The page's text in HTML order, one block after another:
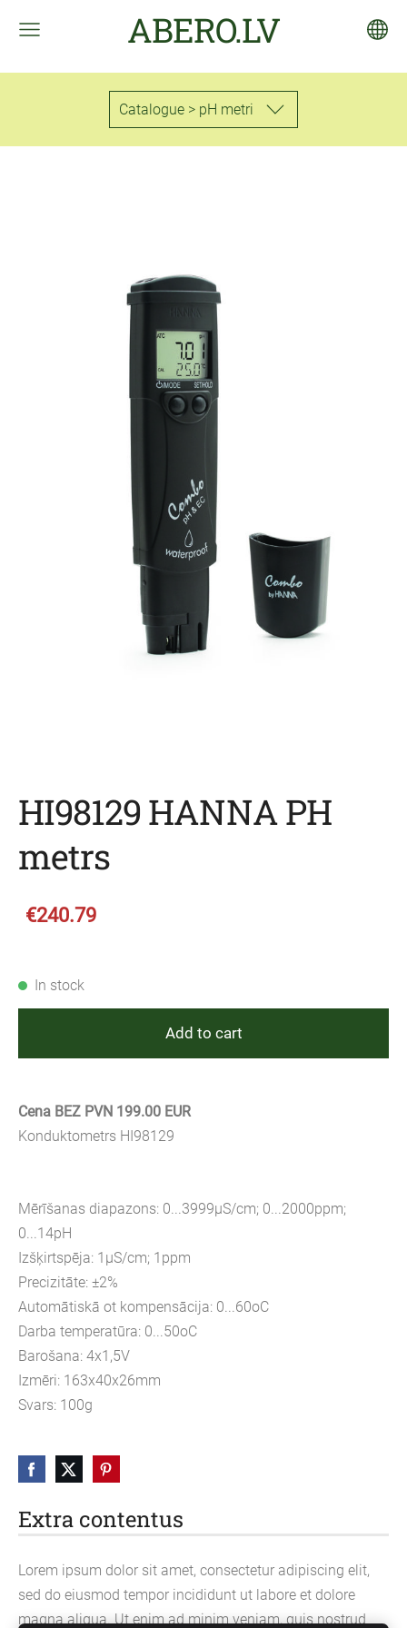
ABERO.LV
Catalogue > pH metri
Extra contentus
Lorem ipsum dolor sit amet, consectetur adipiscing elit,
sed do eiusmod tempor incididunt ut labore et dolore
magna aliqua. Ut enim ad minim veniam, quis nostrud
HI98129 HANNA PH
metrs
€240.79
In stock
Add to cart
Cena BEZ PVN 199.00 EUR
Konduktometrs HI98129
Mērīšanas diapazons: 0...3999µS/cm; 0...2000ppm;
0...14pH
Izšķirtspēja: 1µS/cm; 1ppm
Precizitāte: ±2%
Automātiskā ot kompensācija: 0...60oC
Darba temperatūra: 0...50oC
Barošana: 4x1,5V
Izmēri: 163x40x26mm
Svars: 100g